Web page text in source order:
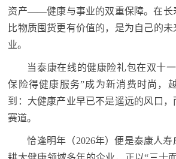
资产——健康与事业的双重保障。在长
比物质囤货更有价值的，是为自己的
业。
当泰康在线的健康险礼包在双十
保险得健康服务”成为新消费时尚，
到：大健康产业早已不是遥远的风口
赛道。
恰逢明年（2026年）便是泰康人